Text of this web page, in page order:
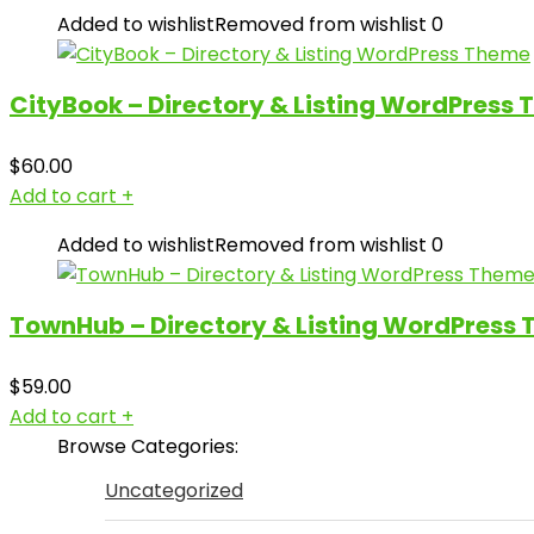
Added to wishlistRemoved from wishlist 0
CityBook – Directory & Listing WordPress
$60.00
Add to cart +
Added to wishlistRemoved from wishlist 0
TownHub – Directory & Listing WordPress
$59.00
Add to cart +
Browse Categories:
Uncategorized